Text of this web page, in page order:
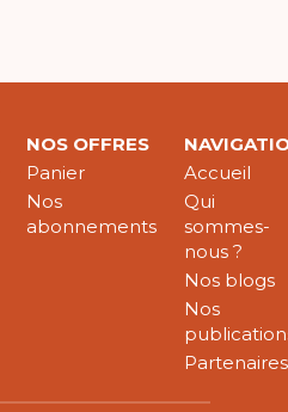
NOS OFFRES
Panier
Nos
abonnements
Accueil
Qui
sommes-
nous ?
Nos blogs
Nos
Partenaires